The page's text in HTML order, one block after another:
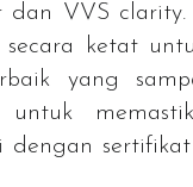
dan VVS clarity
secara ketat
yang
dengan